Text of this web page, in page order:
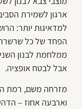
ארגון לשמירת
למדאיגות יותר:
הפחד של כל
ממלחמת לבנון
אבל לבטח אופציה.
מזרחה משם, רמת
וארבעה אחוז –